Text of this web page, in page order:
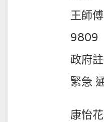
王師
9809
政府
緊急
康怡